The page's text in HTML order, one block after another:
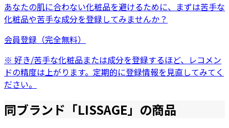
あなたの肌に合わない化粧品を避けるために、まずは苦手な
化粧品や苦手な成分を登録してみませんか？
会員登録（完全無料）
※ 好き/苦手な化粧品または成分を登録するほど、レコメン
ドの精度は上がります。定期的に登録情報を見直してみてく
ださい。
同ブランド「LISSAGE」の商品